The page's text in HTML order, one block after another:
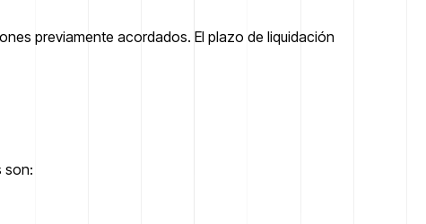
previamente acordados. El plazo de liquidación
son: